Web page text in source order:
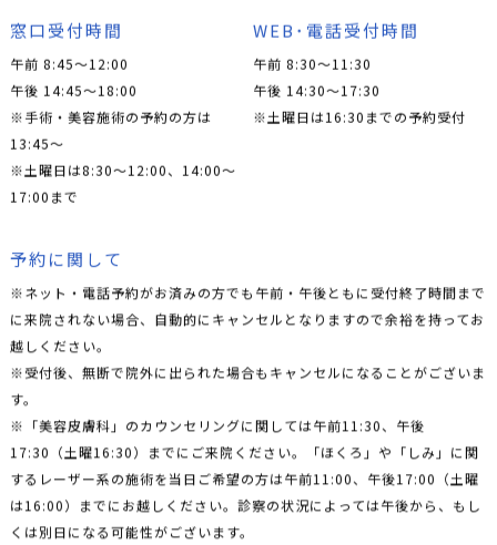
窓口受付時間
午前 8:45～12:00
午後 14:45～18:00
※手術・美容施術の予約の方は
13:45〜
※土曜日は8:30〜12:00、14:00〜
17:00まで
WEB･電話受付時間
午前 8:30～11:30
午後 14:30～17:30
※土曜日は16:30までの予約受付
予約に関して
※ネット・電話予約がお済みの方でも午前・午後ともに受付終了時間まで
に来院されない場合、自動的にキャンセルとなりますので余裕を持ってお
越しください。
※受付後、無断で院外に出られた場合もキャンセルになることがございま
す。
※「美容皮膚科」のカウンセリングに関しては午前11:30、午後
17:30（土曜16:30）までにご来院ください。「ほくろ」や「しみ」に関
するレーザー系の施術を当日ご希望の方は午前11:00、午後17:00（土曜
は16:00）までにお越しください。診察の状況によっては午後から、もし
くは別日になる可能性がございます。